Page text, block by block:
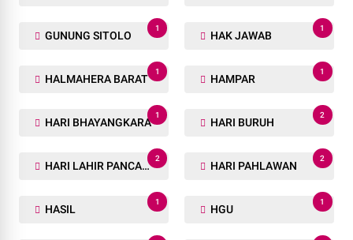
GUNUNG SITOLO
1
HAK JAWAB
1
HALMAHERA BARAT
1
HAMPAR
1
HARI BHAYANGKARA
1
HARI BURUH
2
HARI LAHIR PANCASILA
2
HARI PAHLAWAN
2
HASIL
1
HGU
1